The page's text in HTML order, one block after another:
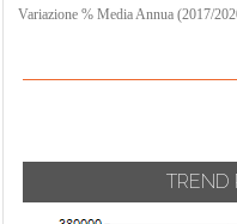
Variazione % Media Annua (2017/
TREND